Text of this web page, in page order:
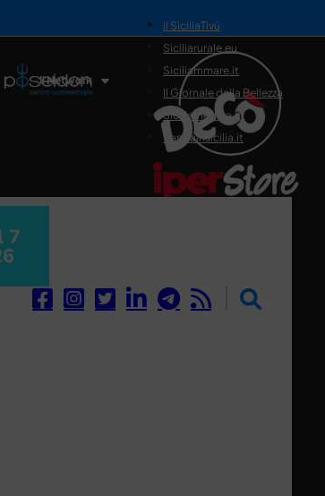
Il Network
il SiciliaTivù
Siciliarurale.eu
Siciliammare.it
Il Giornale della Bellezza
Siciliamedica.it
Sanitainsicilia.it